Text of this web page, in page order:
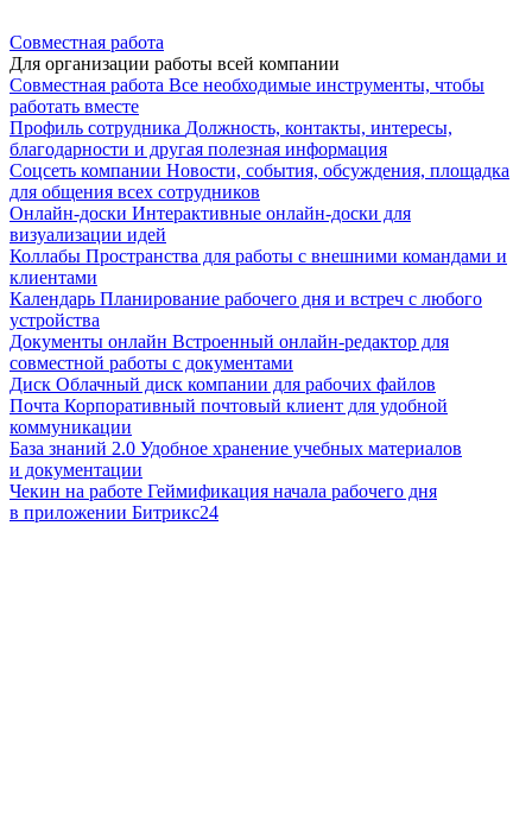
Совместная работа
Для организации работы всей компании
Совместная работа Все необходимые инструменты, чтобы
работать вместе
Профиль сотрудника Должность, контакты, интересы,
благодарности и другая полезная информация
Соцсеть компании Новости, события, обсуждения, площадка
для общения всех сотрудников
Онлайн-доски Интерактивные онлайн-доски для
визуализации идей
Коллабы Пространства для работы с внешними командами и
клиентами
Календарь Планирование рабочего дня и встреч с любого
устройства
Документы онлайн Встроенный онлайн-редактор для
совместной работы с документами
Диск Облачный диск компании для рабочих файлов
Почта Корпоративный почтовый клиент для удобной
коммуникации
База знаний 2.0 Удобное хранение учебных материалов
и документации
Чекин на работе Геймификация начала рабочего дня
в приложении Битрикс24